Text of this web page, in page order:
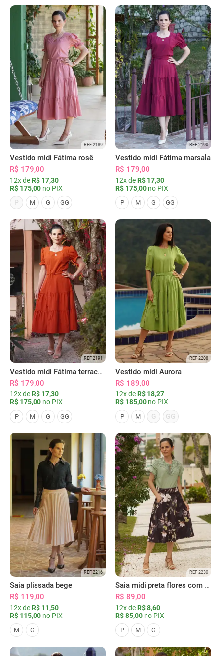
REF 2189
Vestido midi Fátima rosê
R$ 179,00
12x de R$ 17,30
R$ 175,00 no PIX
P
M G GG
REF 2190
Vestido midi Fátima marsala
R$ 179,00
12x de R$ 17,30
R$ 175,00 no PIX
P M G GG
REF 2191
Vestido midi Fátima terracota
R$ 179,00
12x de R$ 17,30
R$ 175,00 no PIX
P M G GG
REF 2208
Vestido midi Aurora
R$ 189,00
12x de R$ 18,27
R$ 185,00 no PIX
P M G GG
REF 2216
Saia plissada bege
R$ 119,00
12x de R$ 11,50
R$ 115,00 no PIX
M G
REF 2230
Saia midi preta flores com bolsos
R$ 89,00
12x de R$ 8,60
R$ 85,00 no PIX
P M G